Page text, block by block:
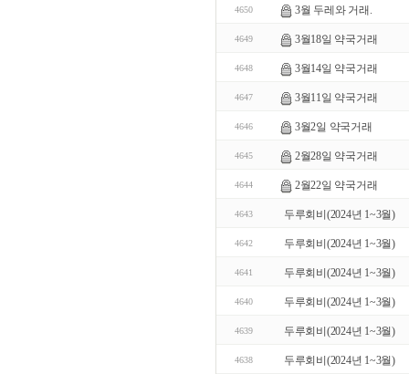
4650 3월 두레와 거래.
4649 3월18일 약국거래
4648 3월14일 약국거래
4647 3월11일 약국거래
4646 3월2일 약국거래
4645 2월28일 약국거래
4644 2월22일 약국거래
4643 두루회비(2024년 1~3월)
4642 두루회비(2024년 1~3월)
4641 두루회비(2024년 1~3월)
4640 두루회비(2024년 1~3월)
4639 두루회비(2024년 1~3월)
4638 두루회비(2024년 1~3월)